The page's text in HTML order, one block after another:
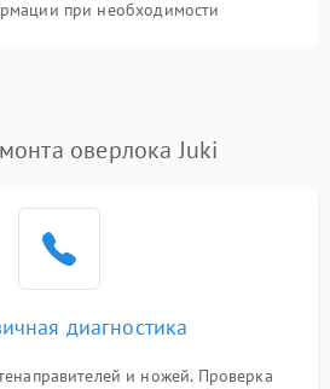
при необходимости
оверлока Juki
диагностика
и ножей. Проверка